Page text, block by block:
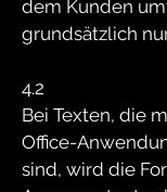
dem Kunden
grundsätzlich
4.2
Bei Texten, die
Office-
sind, wird die